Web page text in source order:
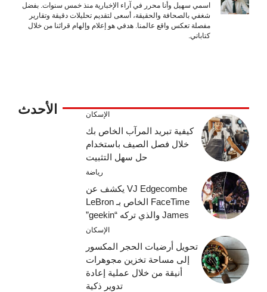
اسمي سهيل وأنا محرر في آراء الإخبارية منذ خمس سنوات. بفضل
شغفي بالصحافة والحقيقة، أسعى لتقديم تحليلات دقيقة وتقارير
مفصلة تعكس واقع عالمنا. هدفي هو إعلام وإلهام قرائنا من خلال
كتاباتي.
الأحدث الإسكان
كيفية تبريد المرآب الخاص بك
خلال فصل الصيف باستخدام
حل سهل التثبيت
رياضة
VJ Edgecombe يكشف عن
FaceTime الخاص بـ LeBron
James والذي تركه “geekin”
الإسكان
تحويل أرضيات الحجر المكسور
إلى مساحة تخزين مجوهرات
أنيقة من خلال عملية إعادة
تدوير ذكية